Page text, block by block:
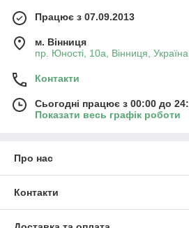
Працює з 07.09.2013
м. Вінниця
пр. Юності, 10a, Вінниця, Україна
Контакти
Сьогодні працює з 00:00 до
Показати весь графік роботи
Про нас
Контакти